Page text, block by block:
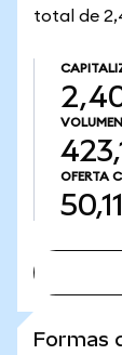
total de
OFERTA
Formas